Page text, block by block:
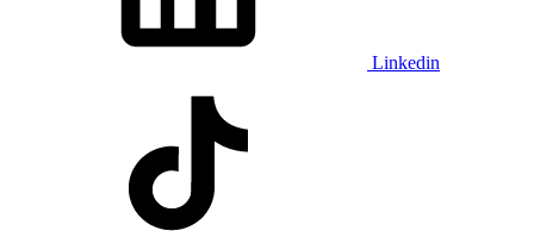
Linkedin